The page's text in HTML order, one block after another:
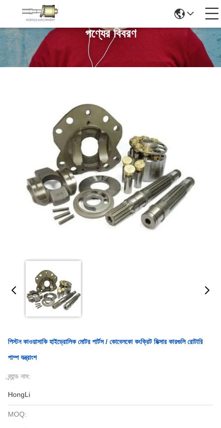
পণ্যের বিবরণ
পিস্টন কাওয়াসাকি হাইড্রোলিক মোটর পার্টস / কোবেলকো কংক্রিট মিক্সার কারগুলি রোটারি
পাম্প যন্ত্রাংশ
ব্র্যান্ড নাম:
HongLi
MOQ: